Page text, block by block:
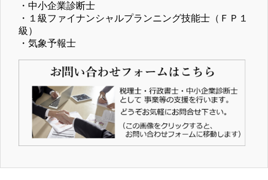
・中小企業診断士
・１級ファイナンシャルプランニング技能士（ＦＰ１
級）
・気象予報士